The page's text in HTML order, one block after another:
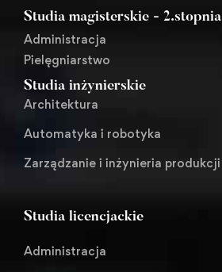
Studia magisterskie - 2.stopnia
Administracja
Pielęgniarstwo
Studia inżynierskie
Architektura
Automatyka i robotyka
Zarządzanie i inżynieria produkcji
Studia licencjackie
Administracja